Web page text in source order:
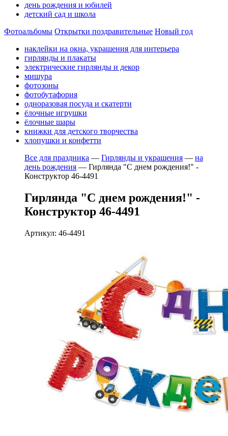
день рождения и юбилей
детский сад и школа
Фотоальбомы Открытки поздравительные Новый год
наклейки на окна, украшения для интерьера
гирлянды и плакаты
электрические гирлянды и декор
мишура
фотозоны
фотобутафория
одноразовая посуда и скатерти
ёлочные игрушки
ёлочные шары
книжки для детского творчества
хлопушки и конфетти
Все для праздника — Гирлянды и украшения — на
день рождения — Гирлянда "С днем рождения!" -
Конструктор 46-4491
Гирлянда "С днем рождения!" -
Конструктор 46-4491
Артикул: 46-4491